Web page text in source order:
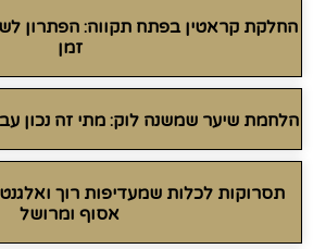
החלקת קראטין בפתח תקווה: הפתרון
זמן
הלחמת שיער שמשנה לוק: מתי זה נכון
תסרוקות לכלות שמעדיפות רוך
אסוף ומרושל